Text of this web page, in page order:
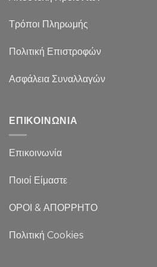
Τρόποι Πληρωμής
Πολιτική Επιστροφών
Ασφάλεια Συναλλαγών
ΕΠΙΚΟΙΝΩΝΙΑ
Επικοινωνία
Ποιοί Είμαστε
ΟΡΟΙ & ΑΠΟΡΡΗΤΟ
Πολιτική Cookies